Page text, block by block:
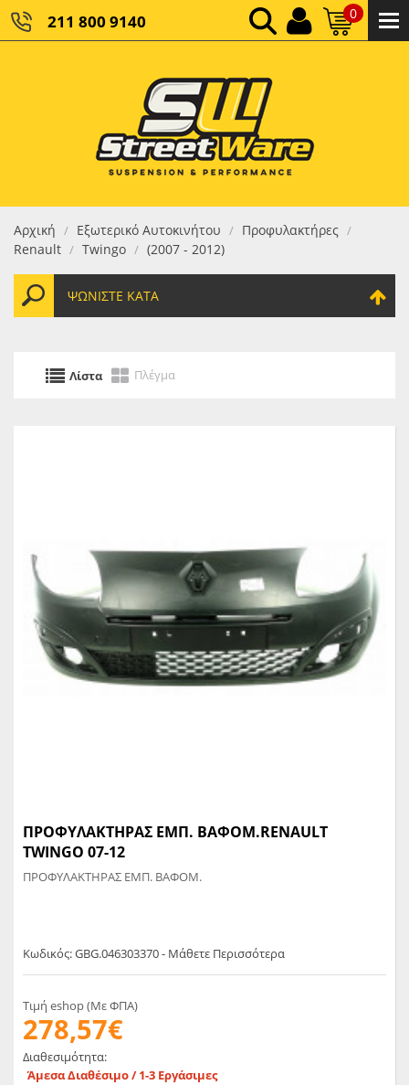
211 800 9140 0
ΚΑΘΑΡΌ ΣΎΝΟΛΟ:
ΤΕΛΙΚΌ ΣΎΝΟΛΟ:0,00 €
Αρχική / Εξωτερικό Αυτοκινήτου / Προφυλακτήρες /
Renault / Twingo / (2007 - 2012)
ΨΩΝΊΣΤΕ ΚΑΤΆ
Λίστα Πλέγμα
ΠΡΟΦΥΛΑΚΤΗΡΑΣ ΕΜΠ. ΒΑΦΟΜ.RENAULT
TWINGO 07-12
ΠΡΟΦΥΛΑΚΤΗΡΑΣ ΕΜΠ. ΒΑΦΟΜ.
Κωδικός: GBG.046303370 - Μάθετε Περισσότερα
Τιμή eshop (Με ΦΠΑ)
278,57€
Διαθεσιμότητα:
Άμεσα Διαθέσιμο / 1-3 Εργάσιμες